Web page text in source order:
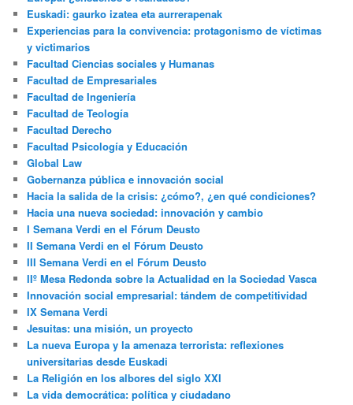
Euskadi: gaurko izatea eta aurrerapenak
Experiencias para la convivencia: protagonismo de víctimas
y victimarios
Facultad Ciencias sociales y Humanas
Facultad de Empresariales
Facultad de Ingeniería
Facultad de Teología
Facultad Derecho
Facultad Psicología y Educación
Global Law
Gobernanza pública e innovación social
Hacia la salida de la crisis: ¿cómo?, ¿en qué condiciones?
Hacia una nueva sociedad: innovación y cambio
I Semana Verdi en el Fórum Deusto
II Semana Verdi en el Fórum Deusto
III Semana Verdi en el Fórum Deusto
IIº Mesa Redonda sobre la Actualidad en la Sociedad Vasca
Innovación social empresarial: tándem de competitividad
IX Semana Verdi
Jesuitas: una misión, un proyecto
La nueva Europa y la amenaza terrorista: reflexiones
universitarias desde Euskadi
La Religión en los albores del siglo XXI
La vida democrática: política y ciudadano